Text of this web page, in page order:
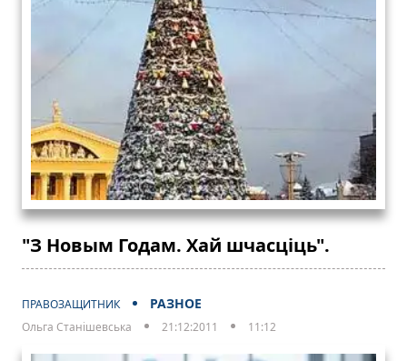
"З Новым Годам. Хай шчасцiць".
ПРАВОЗАЩИТНИК РАЗНОЕ
Ольга Станішевська 21:12:2011 11:12